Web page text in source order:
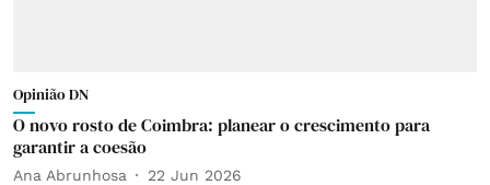
Opinião DN
O novo rosto de Coimbra: planear o crescimento para
garantir a coesão
Ana Abrunhosa 22 Jun 2026